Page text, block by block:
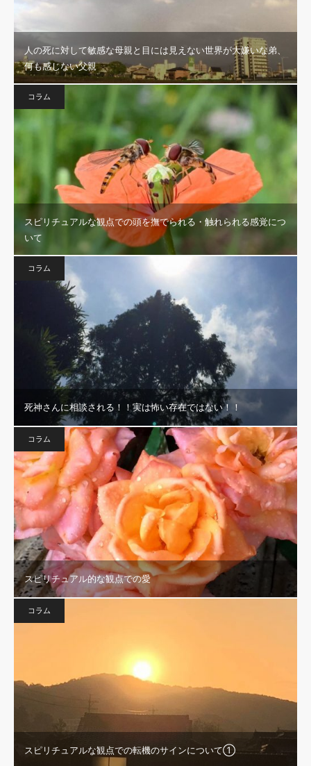
人の死に対して敏感な母親と目には見えない世界が大嫌いな弟、
何も感じない父親
コラム
スピリチュアルな観点での頭を撫でられる・触れられる感覚につ
いて
コラム
死神さんに相談される！！実は怖い存在ではない！！
コラム
スピリチュアル的な観点での愛
コラム
スピリチュアルな観点での転機のサインについて①